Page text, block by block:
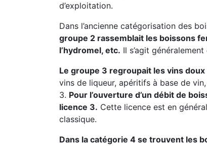
d’exploitation.
Dans l’ancienne catégorisation des
groupe 2 rassemblait les boissons
l’hydromel, etc. Il s’agit
Le groupe 3 regroupait les vins
vins de liqueur, apéritifs à base de
3. Pour l’ouverture d’un débit de
licence 3. Cette licence est en
classique.
Dans la catégorie 4 se trouvent les